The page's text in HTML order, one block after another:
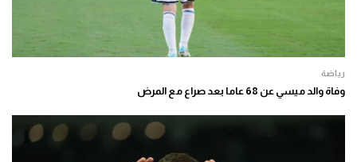
رياضة
وفاة والد ميسي عن 68 عاما بعد صراع مع المرض